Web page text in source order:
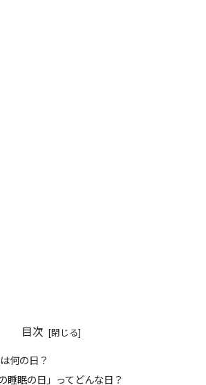
目次
何の日？
睡眠の日」ってどんな日？